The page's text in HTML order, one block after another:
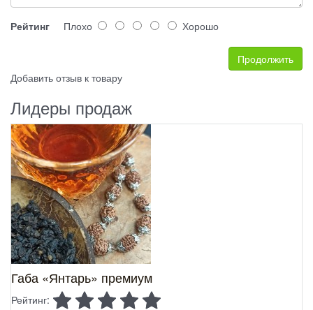
Рейтинг Плохо Хорошо
Продолжить
Добавить отзыв к товару
Лидеры продаж
Габа «Янтарь» премиум
Рейтинг: